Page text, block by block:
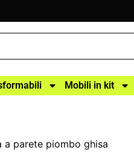
Mobili in kit
a parete piombo ghisa